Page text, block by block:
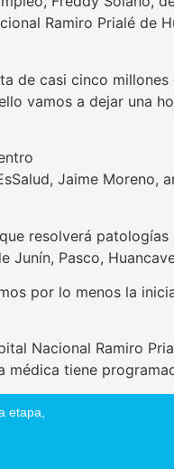
Ramiro Prialé de
de casi cinco
vamos a dejar una
Jaime
resolverá
Junín, Pasco,
por lo menos la
Nacional Ramiro
médica tiene
etapa,